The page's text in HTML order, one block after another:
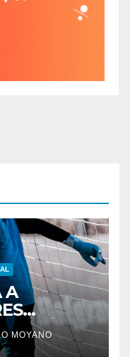
A
MOYANO